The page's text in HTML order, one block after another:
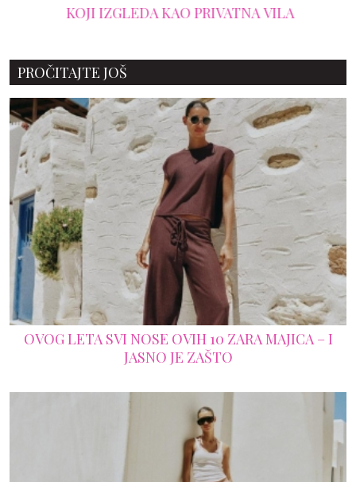
KOJI IZGLEDA KAO PRIVATNA VILA
PROČITAJTE JOŠ
OVOG LETA SVI NOSE OVIH 10 ZARA MAJICA – I
JASNO JE ZAŠTO